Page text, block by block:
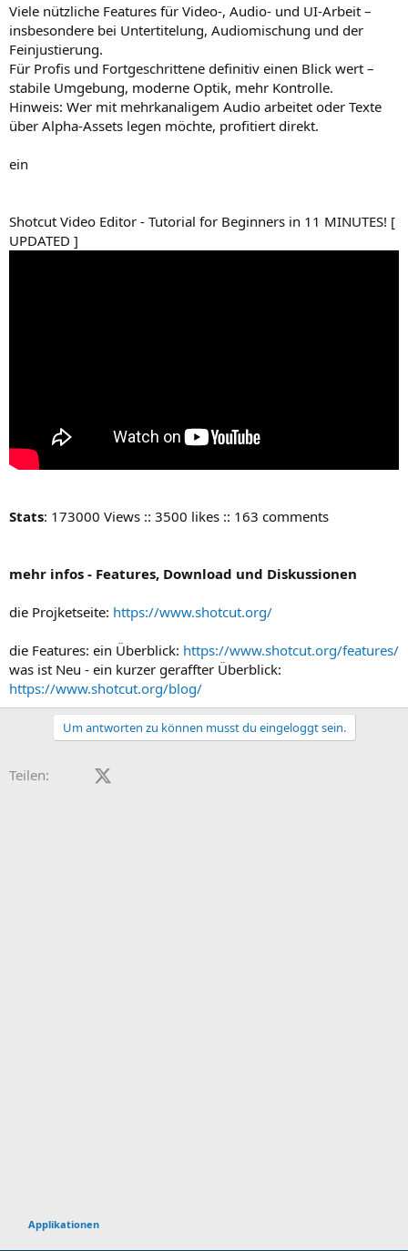
Viele nützliche Features für Video‑, Audio- und UI‑Arbeit –
insbesondere bei Untertitelung, Audiomischung und der
Feinjustierung.
Für Profis und Fortgeschrittene definitiv einen Blick wert –
stabile Umgebung, moderne Optik, mehr Kontrolle.
Hinweis: Wer mit mehrkanaligem Audio arbeitet oder Texte
über Alpha-Assets legen möchte, profitiert direkt.
ein
Shotcut Video Editor - Tutorial for Beginners in 11 MINUTES! [
UPDATED ]
Stats: 173000 Views :: 3500 likes :: 163 comments
mehr infos - Features, Download und Diskussionen
die Projketseite: https://www.shotcut.org/
die Features: ein Überblick: https://www.shotcut.org/features/
was ist Neu - ein kurzer geraffter Überblick:
https://www.shotcut.org/blog/
Um antworten zu können musst du eingeloggt sein.
Teilen: Facebook
Applikationen